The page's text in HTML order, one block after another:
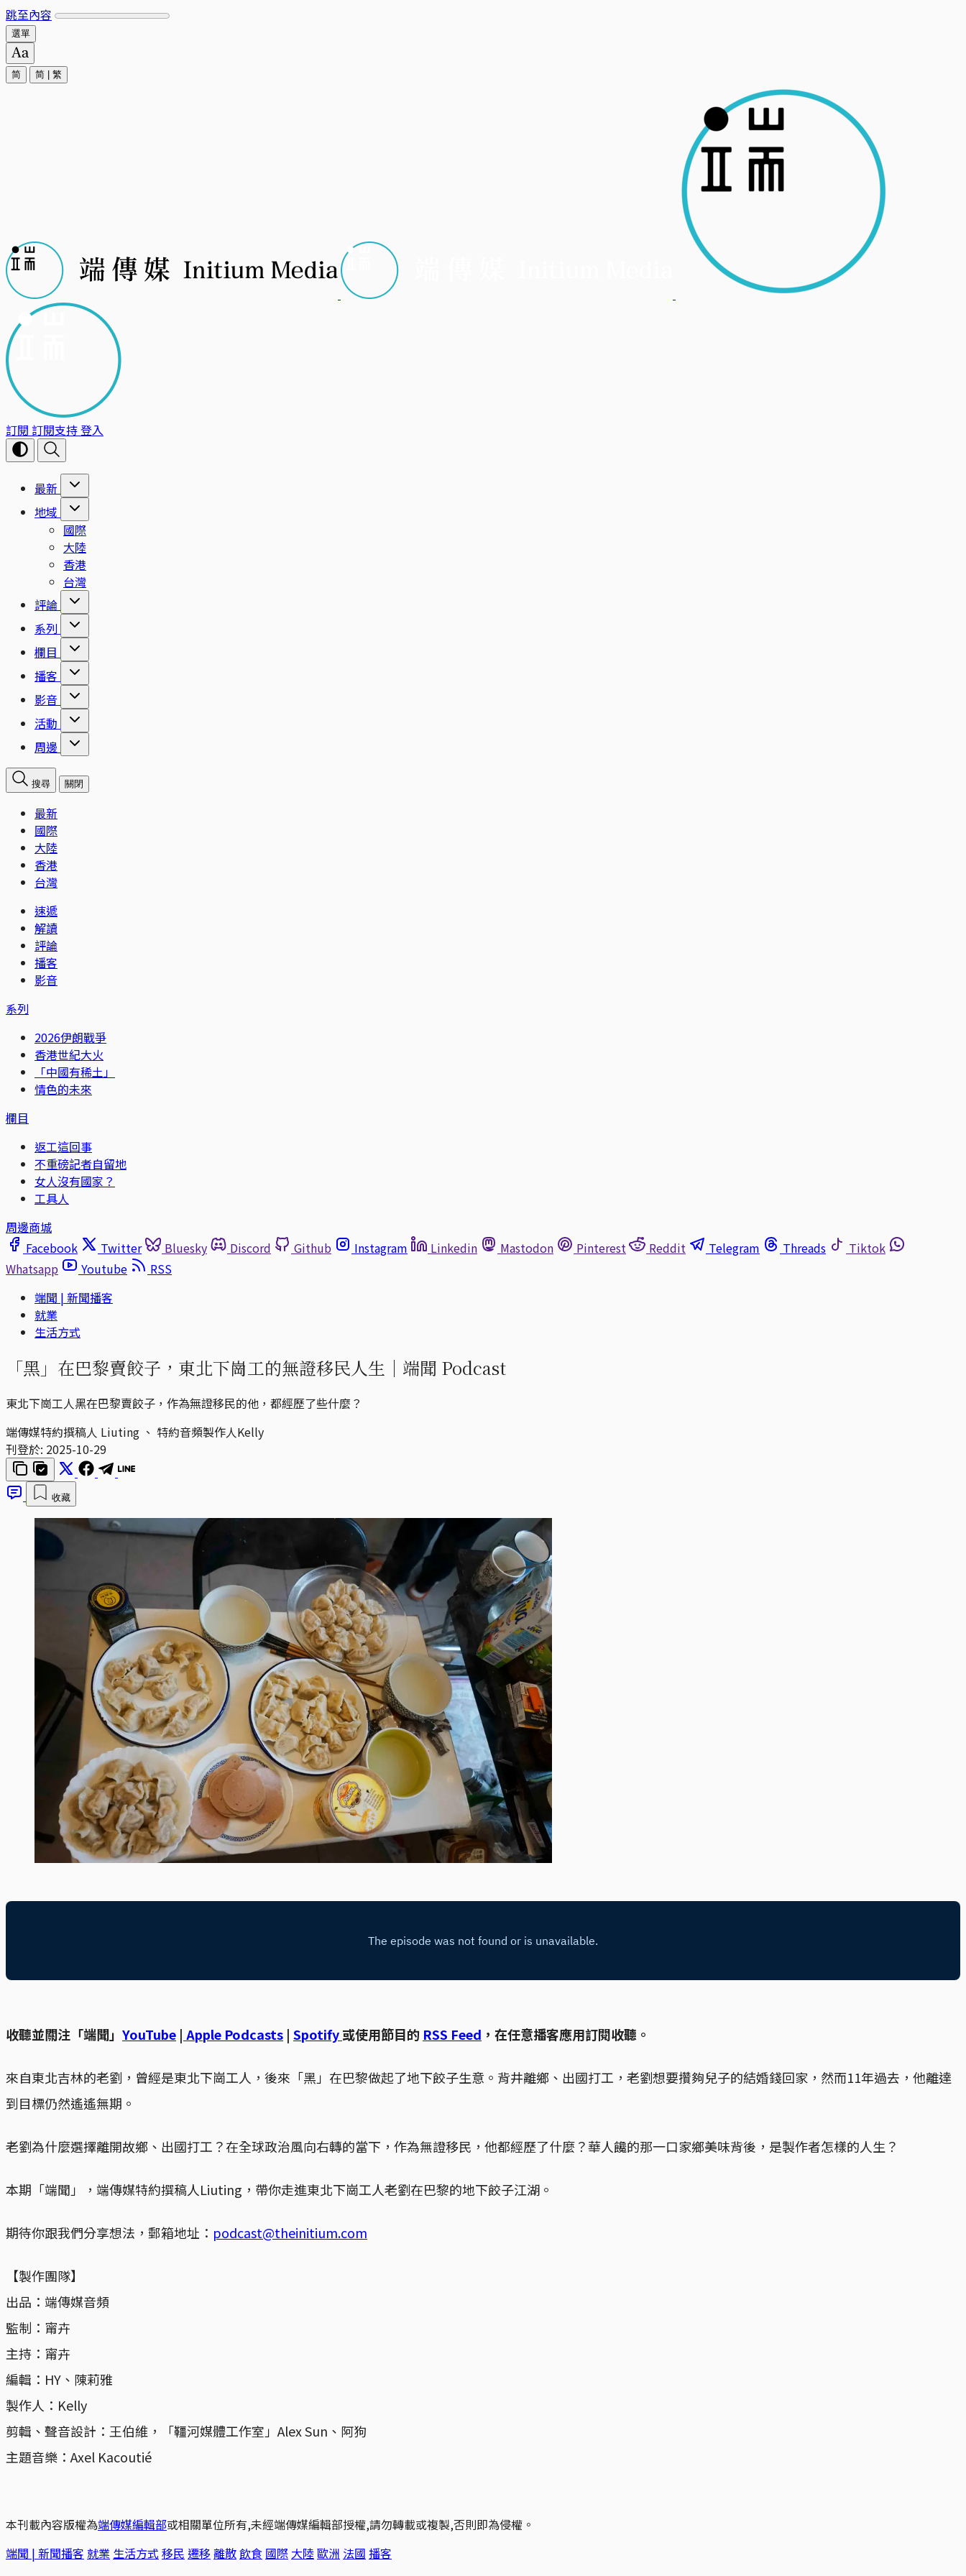
跳至內容
選單
简 简 繁
訂閱 訂閱支持登入
最新
地域
國際
大陸
香港
台灣
評論
系列
欄目
播客
影音
活動
周邊
搜尋 關閉
最新
國際
大陸
香港
台灣
速遞
解讀
評論
播客
影音
系列
2026伊朗戰爭
香港世紀大火
「中國有稀土」
情色的未來
欄目
返工這回事
不重磅記者自留地
女人沒有國家？
工具人
周邊商城
Facebook
Twitter Bluesky Discord Github Instagram Linkedin Mastodon Pinterest Reddit Telegram Threads
Tiktok
Whatsapp
Youtube
RSS
端聞 | 新聞播客
就業
生活方式
「黑」在巴黎賣餃子，東北下崗工的無證移民人生｜端聞 Podcast
東北下崗工人黑在巴黎賣餃子，作為無證移民的他，都經歷了些什麼？
端傳媒特約撰稿人 Liuting 、 特約音頻製作人Kelly
刊登於: 2025-10-29
收藏
收聽並關注「端聞」 YouTube | Apple Podcasts | Spotify或使用節目的 RSS Feed ，在任意播客應用訂閱收聽。
來自東北吉林的老劉，曾經是東北下崗工人，後來「黑」在巴黎做起了地下餃子生意。背井離鄉、出國打工，老劉想要攢夠兒子的結婚錢回家，然而11年過去，他離達
到目標仍然遙遙無期。
老劉為什麼選擇離開故鄉、出國打工？在全球政治風向右轉的當下，作為無證移民，他都經歷了什麼？華人饞的那一口家鄉美味背後，是製作者怎樣的人生？
本期「端聞」，端傳媒特約撰稿人Liuting，帶你走進東北下崗工人老劉在巴黎的地下餃子江湖。
期待你跟我們分享想法，郵箱地址： podcast@theinitium.com
【製作團隊】
出品：端傳媒音頻
監制：甯卉
主持：甯卉
編輯：HY、陳莉雅
製作人：Kelly
剪輯、聲音設計：王伯維，「韁河媒體工作室」Alex Sun、阿狗
主題音樂：Axel Kacoutié
本刊載內容版權為端傳媒編輯部或相關單位所有,未經端傳媒編輯部授權,請勿轉載或複製,否則即為侵權。
端聞 | 新聞播客 就業 生活方式 移民 遷移 離散飲食 國際 大陸歐洲 法國 播客